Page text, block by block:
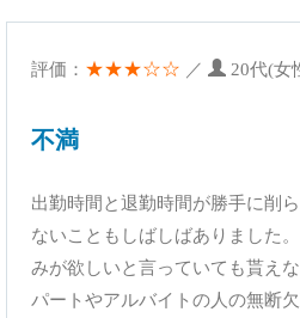
評価： ★★★☆☆ ／ 20代(女
不満
出勤時間と退勤時間が勝手に削
ないこともしばしばありました
みが欲しいと言っていても貰え
パートやアルバイトの人の無断